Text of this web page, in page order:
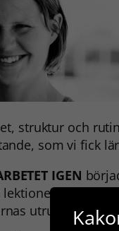
struktur och
som vi fick
IGEN
för att
utrustning.